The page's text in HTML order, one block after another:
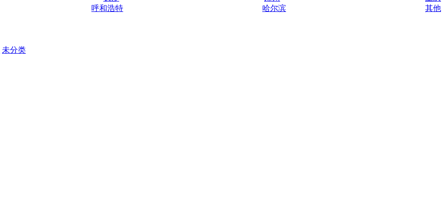
呼和浩特 哈尔滨
其他
未分类